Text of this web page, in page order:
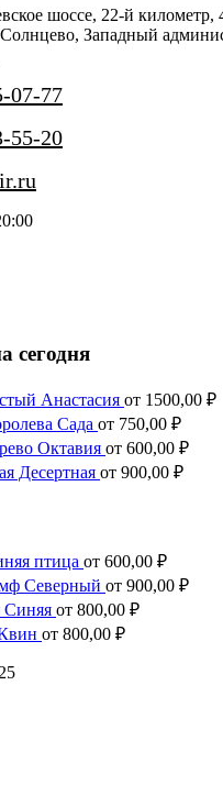
на
странице
шоссе, 22-й километр,
Западный
07-77
55-20
сегодня
Анастасия от 1500,00 ₽
Сада от 750,00 ₽
Октавия от 600,00 ₽
Десертная от 900,00 ₽
птица от 600,00 ₽
Северный от 900,00 ₽
Синяя от 800,00 ₽
от 800,00 ₽